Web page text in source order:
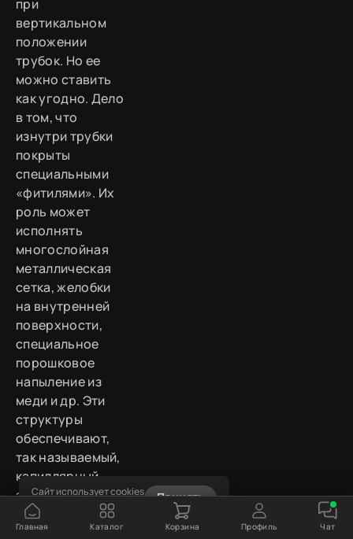
при
вертикальном
положении
трубок. Но ее
можно ставить
как угодно. Дело
в том, что
изнутри трубки
покрыты
специальными
«фитилями». Их
роль может
исполнять
многослойная
металлическая
сетка, желобки
на внутренней
поверхности,
специальное
порошковое
напыление из
меди и др. Эти
структуры
обеспечивают,
так называемый,
капиллярный
эффект – по ним
жидкость может
перемещаться
Главная Каталог Корзина Профиль Чат
Сайт использует cookies
Узнать подробнее
Принять